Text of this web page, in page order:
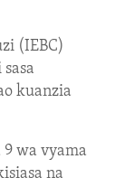
(IEBC)
kuanzia
wa vyama
na